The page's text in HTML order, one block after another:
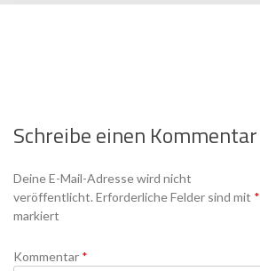
Schreibe einen Kommentar
Deine E-Mail-Adresse wird nicht
veröffentlicht. Erforderliche Felder sind mit *
markiert
Kommentar *